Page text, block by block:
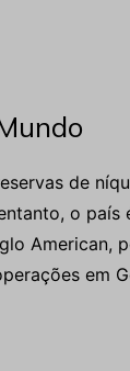
de
o país
American,
em